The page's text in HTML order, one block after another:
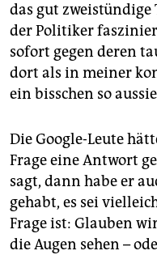
das gut zweistündige
der Politiker
sofort gegen deren
dort als in meiner
ein bisschen so
Die Google-Leute
Frage eine Antwort
sagt, dann habe er
gehabt, es sei
Frage ist: Glauben
die Augen sehen –